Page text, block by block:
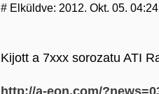
# Elküldve: 2012. Okt. 05. 04:24
Kijott a 7xxx sorozatu ATI
http://a-eon.com/